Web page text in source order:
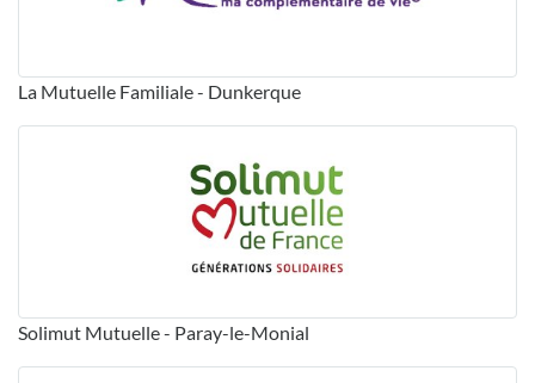
La Mutuelle Familiale - Dunkerque
Solimut Mutuelle - Paray-le-Monial